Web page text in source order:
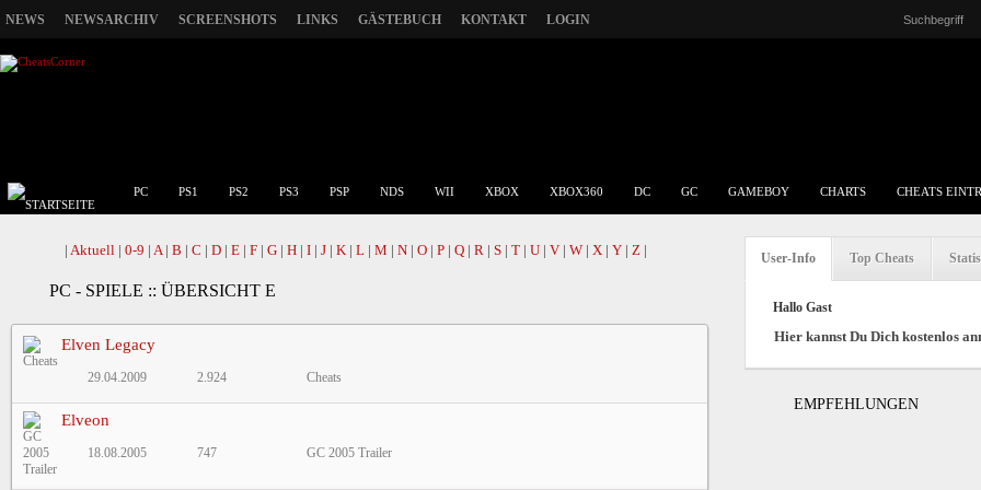
NEWS NEWSARCHIV SCREENSHOTS LINKS GÄSTEBUCH KONTAKT LOGIN
PC PS1 PS2 PS3 PSP NDS WII XBOX XBOX360 DC GC GAMEBOY CHARTS CHEATS
| Aktuell | 0-9 | A| B | C | D | E | F | G | H | I | J | K | L | M | N | O | P | Q | R | S | T | U | V | W | X | Y | Z |
PC - SPIELE :: ÜBERSICHT E
Elven Legacy
29.04.2009 2.924 Cheats
Elveon
18.08.2005 747 GC 2005 Trailer
User-Info Top Cheats
Hallo Gast
Hier kannst Du Dich kostenlos
EMPFEHLUNGEN